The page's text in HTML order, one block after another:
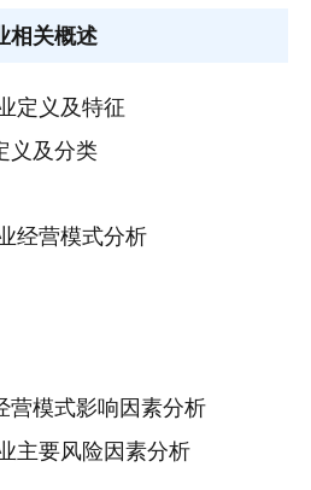
相关概述
定义及特征
义及分类
经营模式分析
营模式影响因素分析
主要风险因素分析